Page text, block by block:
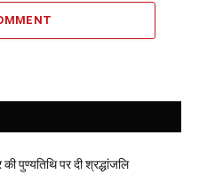
पुण्यतिथि पर दी श्रद्धांजलि